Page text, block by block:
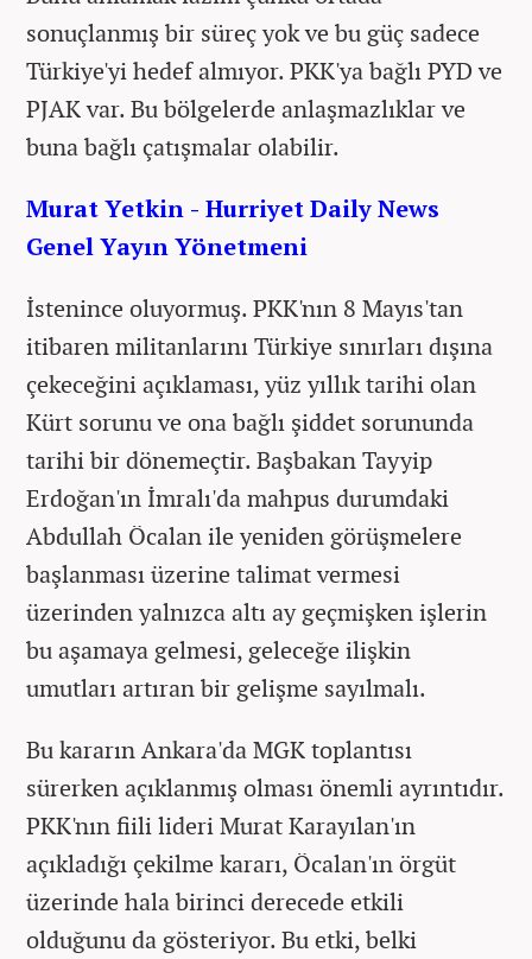
sonuçlanmış bir süreç yok ve bu güç sadece
Türkiye'yi hedef almıyor. PKK'ya bağlı PYD ve
PJAK var. Bu bölgelerde anlaşmazlıklar ve
buna bağlı çatışmalar olabilir.
Murat Yetkin - Hurriyet Daily News
Genel Yayın Yönetmeni
İstenince oluyormuş. PKK'nın 8 Mayıs'tan
itibaren militanlarını Türkiye sınırları dışına
çekeceğini açıklaması, yüz yıllık tarihi olan
Kürt sorunu ve ona bağlı şiddet sorununda
tarihi bir dönemeçtir. Başbakan Tayyip
Erdoğan'ın İmralı'da mahpus durumdaki
Abdullah Öcalan ile yeniden görüşmelere
başlanması üzerine talimat vermesi
üzerinden yalnızca altı ay geçmişken işlerin
bu aşamaya gelmesi, geleceğe ilişkin
umutları artıran bir gelişme sayılmalı.
Bu kararın Ankara'da MGK toplantısı
sürerken açıklanmış olması önemli ayrıntıdır.
PKK'nın fiili lideri Murat Karayılan'ın
açıkladığı çekilme kararı, Öcalan'ın örgüt
üzerinde hala birinci derecede etkili
olduğunu da gösteriyor. Bu etki, belki